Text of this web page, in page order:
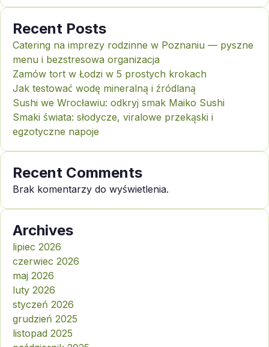
Recent Posts
Catering na imprezy rodzinne w Poznaniu — pyszne
menu i bezstresowa organizacja
Zamów tort w Łodzi w 5 prostych krokach
Jak testować wodę mineralną i źródlaną
Sushi we Wrocławiu: odkryj smak Maiko Sushi
Smaki świata: słodycze, viralowe przekąski i
egzotyczne napoje
Recent Comments
Brak komentarzy do wyświetlenia.
Archives
lipiec 2026
czerwiec 2026
maj 2026
luty 2026
styczeń 2026
grudzień 2025
listopad 2025